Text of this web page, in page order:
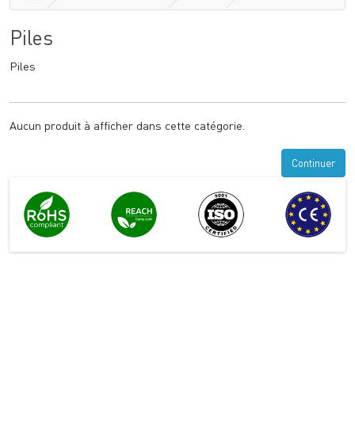
Piles
Piles
Aucun produit à afficher dans cette catégorie.
Continuer